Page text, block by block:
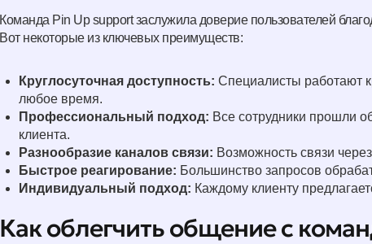
Команда Pin Up support заслужила доверие пользователей
Вот некоторые из ключевых преимуществ:
Круглосуточная доступность: Специалисты работают
любое время.
Профессиональный подход: Все сотрудники прошли
клиента.
Разнообразие каналов связи: Возможность связи
Быстрое реагирование: Большинство запросов
Индивидуальный подход: Каждому клиенту
Как облегчить общение с